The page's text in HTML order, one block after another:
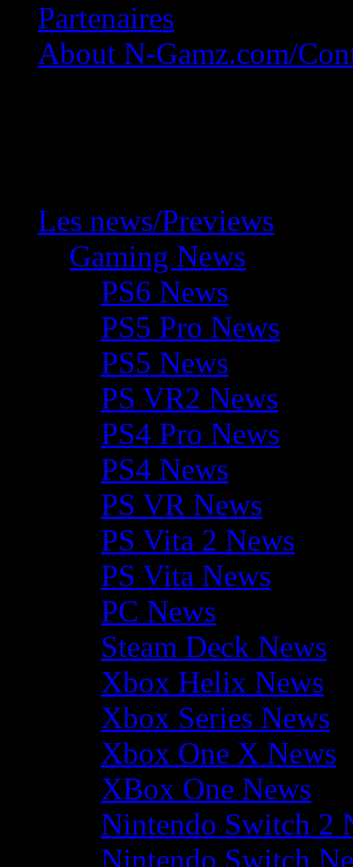
Partenaires
About N-Gamz.com/
Les news/Previews
Gaming News
PS6 News
PS5 Pro News
PS5 News
PS VR2 News
PS4 Pro News
PS4 News
PS VR News
PS Vita 2 News
PS Vita News
PC News
Steam Deck News
Xbox Helix News
Xbox Series News
Xbox One X News
XBox One News
Nintendo Switch 2
Nintendo Switch